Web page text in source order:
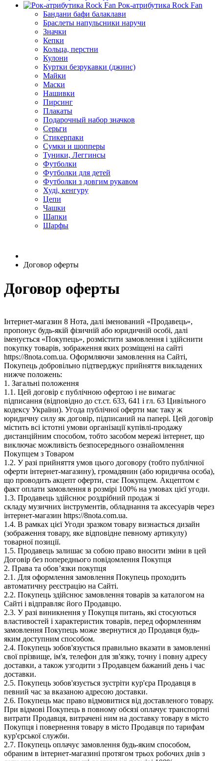
Рок-атрибутика Rock Fan
Бандани бафи балаклави
Браслеты напульсники наручи
Значки
Кепки
Кольца, перстни
Кулони
Куртки безрукавки (джинс)
Майки
Маски
Нашивки
Пирсинг
Плакаты
Подарочный набор значков
Серьги
Стикерпаки
Сумки и шопперы
Туники, Леггинсы
Футболки
Футболки для детей
Футболки з довгим рукавом
Худі, кенгуру
Цепи
Чашки
Шапки
Шарфы
Договор оферты
Договор оферты
Інтернет-магазин 8 Нота, далі іменований «Продавець»,
пропонує будь-якій фізичній або юридичній особі, далі
іменується «Покупець», розмістити замовлення і здійснити
покупку товарів, зображення яких розміщені на сайті
https://8nota.com.ua. Оформляючи замовлення на Сайті,
Покупець добровільно підтверджує прийняття викладених
нижче положень:
1. Загальні положення
1.1. Цей договір є публічною офертою і не вимагає
підписання (відповідно до ст.ст. 633, 641 і гл. 63 Цивільного
кодексу України). Угода публічної оферти має таку ж
юридичну силу як договір, підписаний на папері. Цей договір
містить всі істотні умови організації купівлі-продажу
дистанційним способом, тобто засобом мережі інтернет, що
виключає можливість безпосереднього ознайомлення
Покупцем з Товаром
1.2. У разі прийняття умов цього договору (тобто публічної
оферти інтернет-магазину), громадянин (або юридична особа),
що проводить акцепт оферти, стає Покупцем. Акцептом є
факт оплати замовлення в розмірі 100% на умовах цієї угоди.
1.3. Продавець здійснює роздрібний продаж зі
складу музичних інструментів, обладнання та аксесуарів через
інтернет-магазин https://8nota.com.ua.
1.4. В рамках цієї Угоди зразком товару визнається дизайн
(зображення товару, яке відповідне певному артикулу)
товарної позиції.
1.5. Продавець залишає за собою право вносити зміни в цей
Договір без попереднього повідомлення Покупця
2. Права та обов’язки покупця
2.1. Для оформлення замовлення Покупець проходить
автоматичну реєстрацію на Сайті.
2.2. Покупець здійснює замовлення товарів за каталогом на
Сайті і відправляє його Продавцю.
2.3. У разі виникнення у Покупця питань, які стосуються
властивостей і характеристик товарів, перед оформленням
замовлення Покупець може звернутися до Продавця будь-
яким доступним способом.
2.4. Покупець зобов'язується правильно вказати в замовленні
свої прізвище, ім'я, телефон для зв'язку, точну і повну адресу
доставки, а також узгодити з Продавцем бажаний день і час
доставки.
2.5. Покупець зобов'язується зустріти кур'єра Продавця в
певний час за вказаною адресою доставки.
2.6. Покупець має право відмовитися від доставленого товару.
При відмові Покупець в повному обсязі оплачує транспортні
витрати Продавця, витрачені ним на доставку товару в місто
Покупця і повернення товару в місто Продавця по тарифам
кур'єрської служби.
2.7. Покупець оплачує замовлення будь-яким способом,
обраним в інтернет-магазині протягом трьох робочих днів з